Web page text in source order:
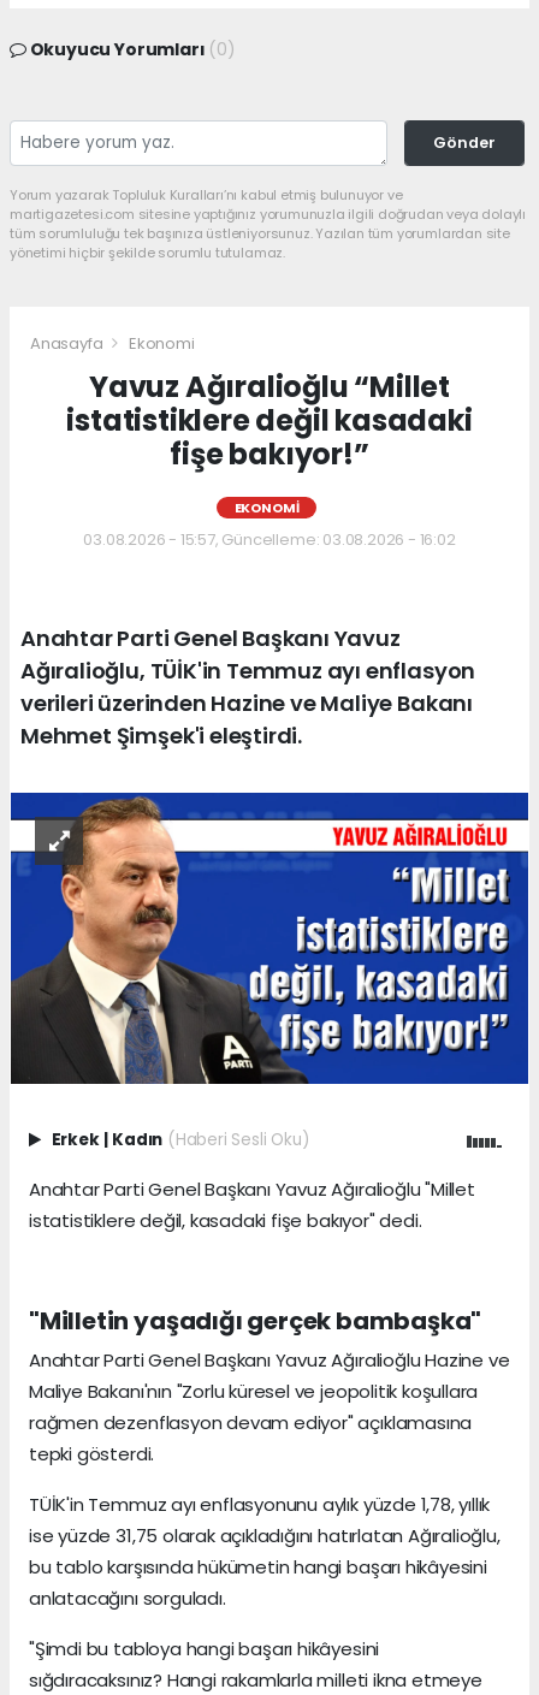
Okuyucu Yorumları (0)
Gönder
Yorum yazarak Topluluk Kuralları’nı kabul etmiş bulunuyor ve
martigazetesi.com sitesine yaptığınız yorumunuzla ilgili doğrudan veya dolaylı
tüm sorumluluğu tek başınıza üstleniyorsunuz. Yazılan tüm yorumlardan site
yönetimi hiçbir şekilde sorumlu tutulamaz.
Anasayfa Ekonomi
Yavuz Ağıralioğlu “Millet
istatistiklere değil kasadaki
fişe bakıyor!”
EKONOMI
03.08.2026 - 15:57, Güncelleme: 03.08.2026 - 16:02
Anahtar Parti Genel Başkanı Yavuz
Ağıralioğlu, TÜİK'in Temmuz ayı enflasyon
verileri üzerinden Hazine ve Maliye Bakanı
Mehmet Şimşek'i eleştirdi.
Erkek Kadın (Haberi Sesli Oku)
Anahtar Parti Genel Başkanı Yavuz Ağıralioğlu "Millet
istatistiklere değil, kasadaki fişe bakıyor" dedi.
"Milletin yaşadığı gerçek bambaşka"
Anahtar Parti Genel Başkanı Yavuz Ağıralioğlu Hazine ve
Maliye Bakanı'nın "Zorlu küresel ve jeopolitik koşullara
rağmen dezenflasyon devam ediyor" açıklamasına
tepki gösterdi.
TÜİK'in Temmuz ayı enflasyonunu aylık yüzde 1,78, yıllık
ise yüzde 31,75 olarak açıkladığını hatırlatan Ağıralioğlu,
bu tablo karşısında hükümetin hangi başarı hikâyesini
anlatacağını sorguladı.
"Şimdi bu tabloya hangi başarı hikâyesini
sığdıracaksınız? Hangi rakamlarla milleti ikna etmeye